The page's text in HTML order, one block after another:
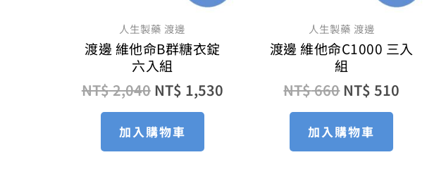
人生製藥 渡邊
渡邊 維他命B群糖衣錠
六入組
NT$2,040 NT$ 1,530
加入購物車
人生製藥 渡邊
渡邊 維他命C1000 三入
組
NT$660 NT$ 510
加入購物車